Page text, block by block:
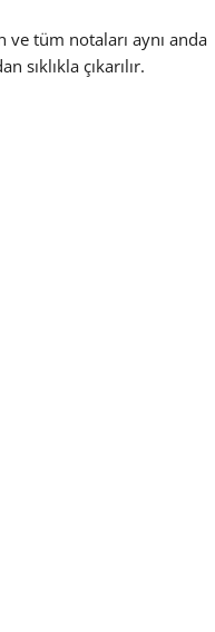
tüm notaları aynı anda
sıklıkla çıkarılır.